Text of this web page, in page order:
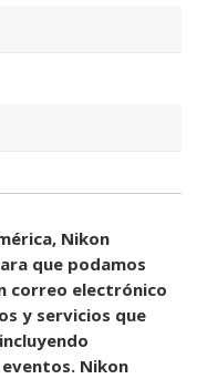
Nikon
que podamos
correo electrónico
y servicios que
Nikon